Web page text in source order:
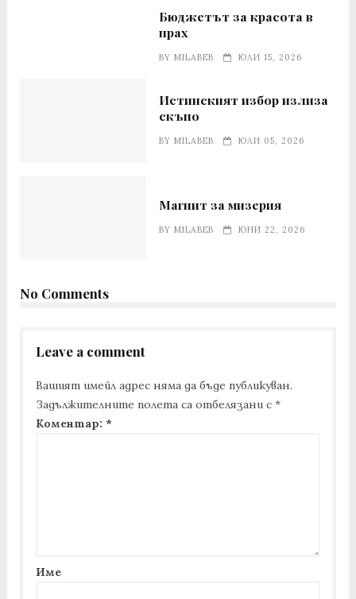
Бюджетът за красота в
прах
BYMILABEB ЮЛИ 15, 2026
Истинският избор излиза
скъпо
BYMILABEB ЮЛИ 05, 2026
Магнит за мизерия
BYMILABEB ЮНИ 22, 2026
No Comments
Leave a comment
Вашият имейл адрес няма да бъде публикуван.
Задължителните полета са отбелязани с *
Коментар: *
Име